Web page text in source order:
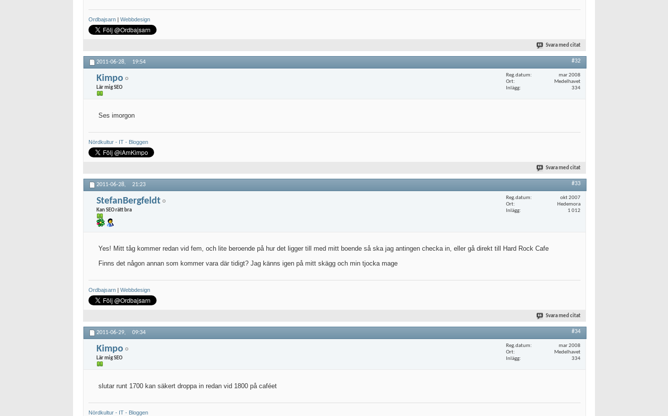
Ordbajsarn | Webbdesign
Svara med citat
2011-06-28, 19:54 #32
Kimpo
Lär mig SEO
Reg.datum
mar 2008
Ort
Medelhavet
Inlägg
334
Ses imorgon
Nördkultur - IT - Bloggen
Svara med citat
2011-06-28, 21:23 #33
StefanBergfeldt
Kan SEO rätt bra
Reg.datum
okt 2007
Ort
Hedemora
Inlägg
1 012
Yes! Mitt tåg kommer redan vid fem, och lite beroende på hur det ligger till med mitt boende så ska jag antingen checka in, eller gå direkt till Hard Rock Cafe
Finns det någon annan som kommer vara där tidigt? Jag känns igen på mitt skägg och min tjocka mage
Ordbajsarn | Webbdesign
Svara med citat
2011-06-29, 09:34 #34
Kimpo
Lär mig SEO
Reg.datum
mar 2008
Ort
Medelhavet
Inlägg
334
slutar runt 1700 kan säkert droppa in redan vid 1800 på caféet
Nördkultur - IT - Bloggen